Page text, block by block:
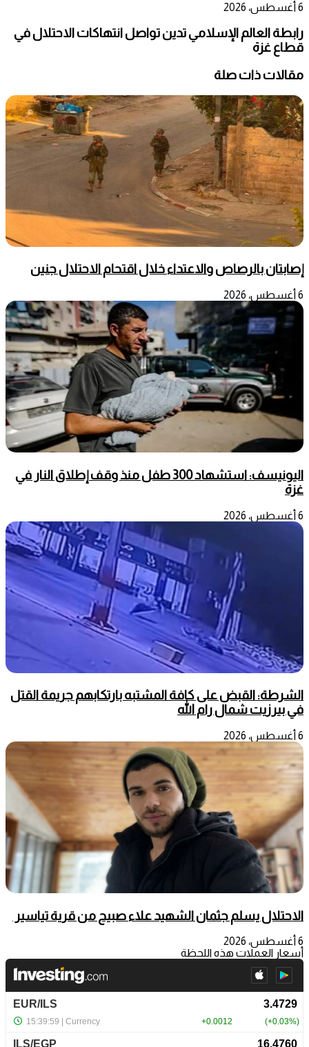
6 أغسطس، 2026
رابطة العالم الإسلامي تدين تواصل انتهاكات الاحتلال في
قطاع غزة
مقالات ذات صلة
إصابتان بالرصاص والاعتداء خلال اقتحام الاحتلال جنين
6 أغسطس، 2026
اليونيسف: استشهاد 300 طفل منذ وقف إطلاق النار في
غزة
6 أغسطس، 2026
الشرطة: القبض على كافة المشتبه بارتكابهم جريمة القتل
في بيرزيت شمال رام الله
6 أغسطس، 2026
الاحتلال يسلم جثمان الشهيد علاء صبيح من قرية تياسير
6 أغسطس، 2026
أسعار العملات هذه اللحظة